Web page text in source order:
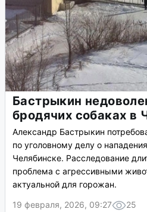
Бастрыкин
бродячих собаках в
Александр Бастрыкин
по уголовному делу о
Челябинске. Расследование
проблема с агрессивными
актуальной для горожан.
19 февраля, 2026, 09:27
25